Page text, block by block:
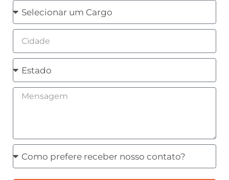
Cargo
Cidade
Estado
Mensagem
Como
prefere